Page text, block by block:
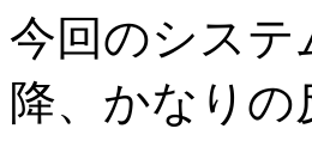
今回のシステ
降、かなり